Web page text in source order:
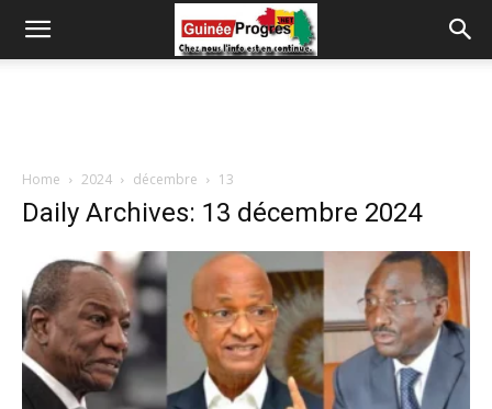
Home 2024 décembre 13
Daily Archives: 13 décembre 2024